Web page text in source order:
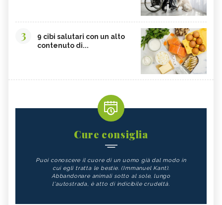
3
9 cibi salutari con un alto
contenuto di...
Cure consiglia
Puoi conoscere il cuore di un uomo già dal modo in
cui egli tratta le bestie. (Immanuel Kant).
Abbandonare animali sotto al sole, lungo
l'autostrada, è atto di indicibile crudeltà.